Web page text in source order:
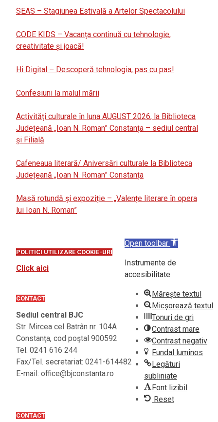
SEAS – Stagiunea Estivală a Artelor Spectacolului
CODE KIDS – Vacanța continuă cu tehnologie,
creativitate și joacă!
Hi Digital – Descoperă tehnologia, pas cu pas!
Confesiuni la malul mării
Activități culturale în luna AUGUST 2026, la Biblioteca
Județeană „Ioan N. Roman” Constanța – sediul central
și Filială
Cafeneaua literară/ Aniversări culturale la Biblioteca
Județeană „Ioan N. Roman” Constanța
Masă rotundă și expoziție – „Valențe literare în opera
lui Ioan N. Roman”
POLITICI UTILIZARE COOKIE-URI
Click aici
CONTACT
Sediul central BJC
Str. Mircea cel Batrân nr. 104A
Constanţa, cod poştal 900592
Tel. 0241 616 244
Fax/Tel. secretariat: 0241-614482
E-mail: office@bjconstanta.ro
CONTACT
Open toolbar
Instrumente de
accesibilitate
Mărește textul
Micșorează textul
Tonuri de gri
Contrast mare
Contrast negativ
Fundal luminos
Legături
subliniate
Font lizibil
Reset